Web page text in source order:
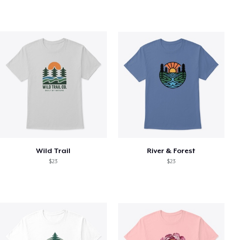
Wild Trail
$23
River & Forest
$23